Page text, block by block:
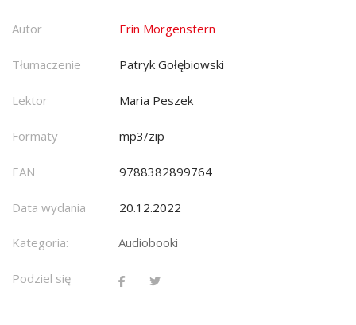
Autor Erin Morgenstern
Tłumaczenie Patryk Gołębiowski
Lektor Maria Peszek
Formaty mp3/zip
EAN 9788382899764
Data wydania 20.12.2022
Kategoria: Audiobooki
Podziel się